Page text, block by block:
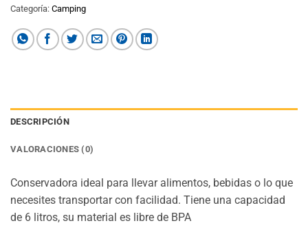
Categoría: Camping
DESCRIPCIÓN
VALORACIONES (0)
Conservadora ideal para llevar alimentos, bebidas o lo que
necesites transportar con facilidad. Tiene una capacidad
de 6 litros, su material es libre de BPA